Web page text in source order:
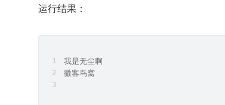
运行结果：
我是无尘啊
微客鸟窝